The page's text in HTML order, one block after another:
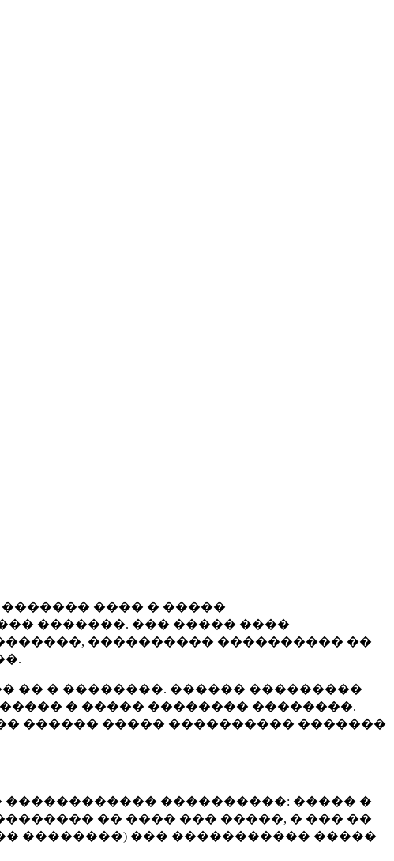
������� ���� � �����
�������. ��� ����� ����
���������� ���������� ��
�� � ��������. ������ ���������
� ����� �������� ��������.
������ ����� ���������� �������
����������: ����� �
�� ���� ��� �����, � ��� ��
��������) ��� ����������� �����